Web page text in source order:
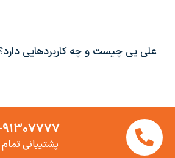
علی پی چیست و چه کاربردهایی
۰۲۱-
پشتیبانی